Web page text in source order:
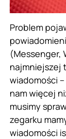
Problem
(Messenger,
najmniejszej
wiadomości
nam więcej
musimy
zegarku
wiadomości